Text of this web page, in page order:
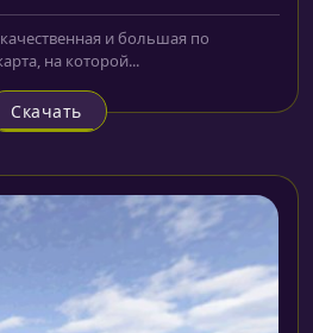
и большая по
на которой...
Скачать